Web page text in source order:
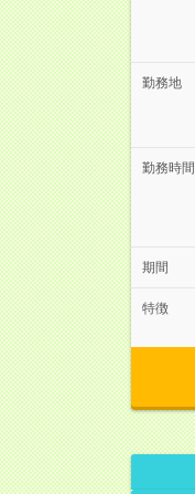
勤務地
勤務時間
期間
特徴